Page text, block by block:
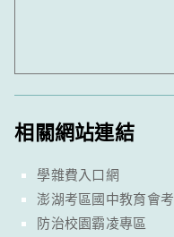
相關網站連結
學雜費入口網
澎湖考區國中教育會考
防治校園霸凌專區